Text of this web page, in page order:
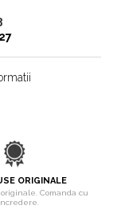
ORIGINALE
originale. Comanda cu